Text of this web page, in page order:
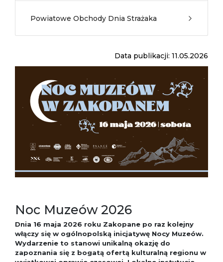
Powiatowe Obchody Dnia Strażaka
Data publikacji: 11.05.2026
Noc Muzeów 2026
Dnia 16 maja 2026 roku Zakopane po raz kolejny
włączy się w ogólnopolską inicjatywę Nocy Muzeów.
Wydarzenie to stanowi unikalną okazję do
zapoznania się z bogatą ofertą kulturalną regionu w